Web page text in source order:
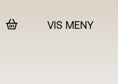
VIS MENY